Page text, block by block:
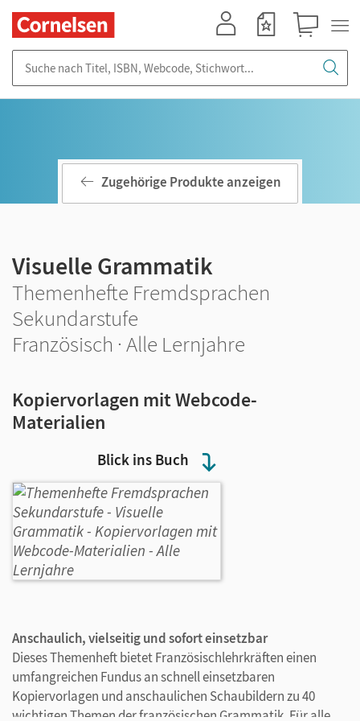
Blick ins Buch
Zugehörige Produkte anzeigen
Visuelle Grammatik
Themenhefte Fremdsprachen
Sekundarstufe
Französisch · Alle Lernjahre
Kopiervorlagen mit Webcode-
Materialien
Anschaulich, vielseitig und sofort einsetzbar
Dieses Themenheft bietet Französischlehrkräften einen
umfangreichen Fundus an schnell einsetzbaren
Kopiervorlagen und anschaulichen Schaubildern zu 40
wichtigen Themen der französischen Grammatik. Für alle